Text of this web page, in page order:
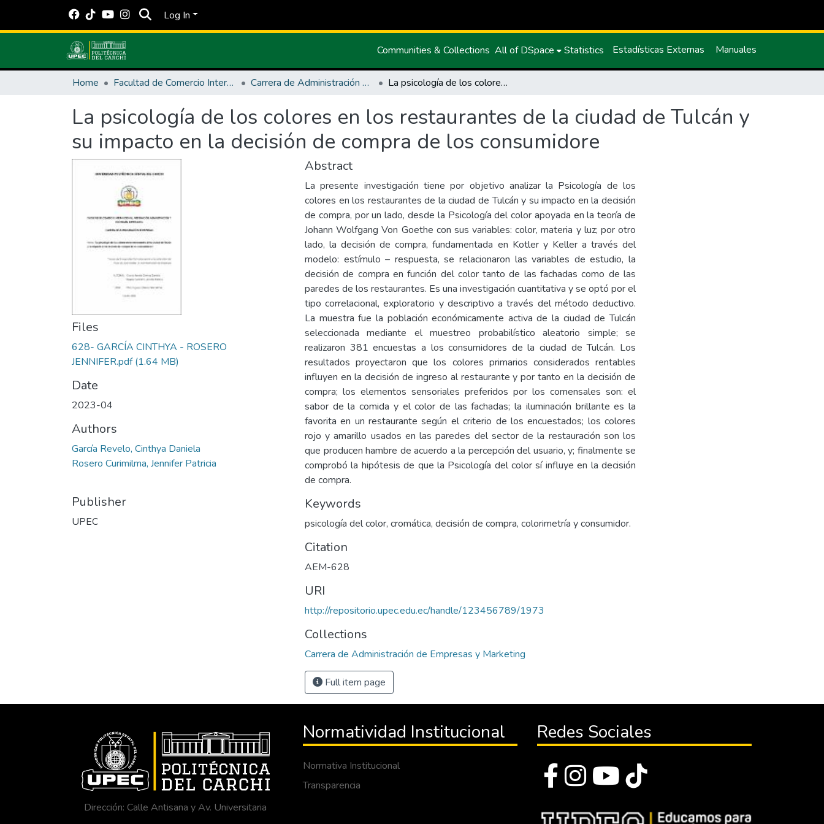
Log In
Communities & Collections All of DSpace Statistics Estadísticas Externas Manuales
Home Facultad de Comercio Internacional, Integración, Administración y Economía Empresarial Carrera de Administración de Empresas y Marketing La psicología de los colores en los restaurantes de la ciudad de Tulcán y su impacto en la decisión de compra de los consumidore
La psicología de los colores en los restaurantes de la ciudad de Tulcán y
su impacto en la decisión de compra de los consumidore
Files
628- GARCÍA CINTHYA - ROSERO
JENNIFER.pdf(1.64 MB)
Date
2023-04
Authors
García Revelo, Cinthya Daniela
Rosero Curimilma, Jennifer Patricia
Publisher
UPEC
Abstract
La presente investigación tiene por objetivo analizar la Psicología de los
colores en los restaurantes de la ciudad de Tulcán y su impacto en la decisión
de compra, por un lado, desde la Psicología del color apoyada en la teoría de
Johann Wolfgang Von Goethe con sus variables: color, materia y luz; por otro
lado, la decisión de compra, fundamentada en Kotler y Keller a través del
modelo: estímulo – respuesta, se relacionaron las variables de estudio, la
decisión de compra en función del color tanto de las fachadas como de las
paredes de los restaurantes. Es una investigación cuantitativa y se optó por el
tipo correlacional, exploratorio y descriptivo a través del método deductivo.
La muestra fue la población económicamente activa de la ciudad de Tulcán
seleccionada mediante el muestreo probabilístico aleatorio simple; se
realizaron 381 encuestas a los consumidores de la ciudad de Tulcán. Los
resultados proyectaron que los colores primarios considerados rentables
influyen en la decisión de ingreso al restaurante y por tanto en la decisión de
compra; los elementos sensoriales preferidos por los comensales son: el
sabor de la comida y el color de las fachadas; la iluminación brillante es la
favorita en un restaurante según el criterio de los encuestados; los colores
rojo y amarillo usados en las paredes del sector de la restauración son los
que producen hambre de acuerdo a la percepción del usuario, y; finalmente se
comprobó la hipótesis de que la Psicología del color sí influye en la decisión
de compra.
Keywords
psicología del color, cromática, decisión de compra, colorimetría y consumidor.
Citation
AEM-628
URI
http://repositorio.upec.edu.ec/handle/123456789/1973
Collections
Carrera de Administración de Empresas y Marketing
Full item page
Dirección: Calle Antisana y Av. Universitaria
Normatividad Institucional
Normativa Institucional
Transparencia
Redes Sociales